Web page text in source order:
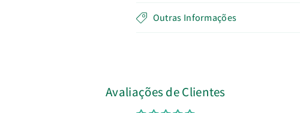
Outras Informações
Avaliações de Clientes